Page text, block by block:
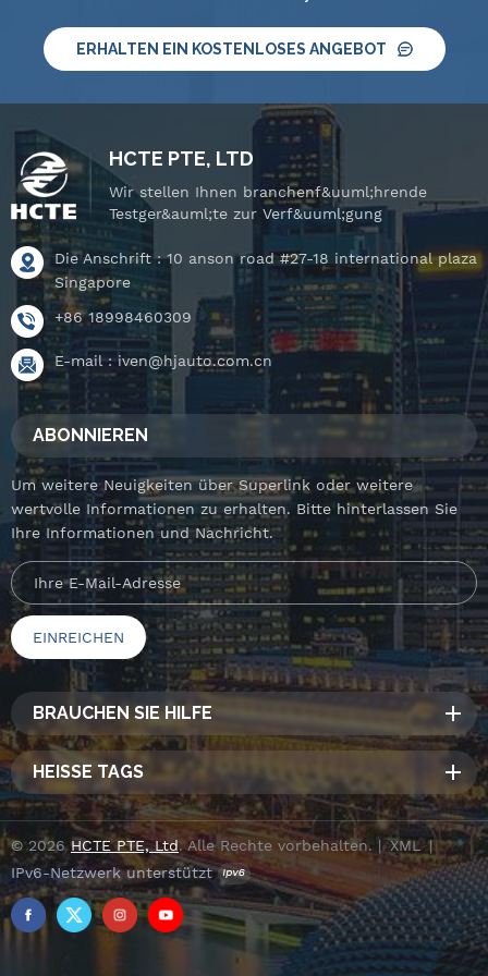
und neigbarem
Drehtisch.
und neigbarem
Drehtisch.
ERHALTEN EIN KOSTENLOSES ANGEBOT
HCTE PTE, LTD
Wir stellen Ihnen branchenf&uuml;hrende
Testger&auml;te zur Verf&uuml;gung
Die Anschrift : 10 anson road #27-18 international plaza
Singapore
+86 18998460309
E-mail :iven@hjauto.com.cn
ABONNIEREN
Um weitere Neuigkeiten über Superlink oder weitere
wertvolle Informationen zu erhalten. Bitte hinterlassen Sie
Ihre Informationen und Nachricht.
BRAUCHEN SIE HILFE
HEISSE TAGS
© 2026HCTE PTE, Ltd. Alle Rechte vorbehalten. | XML |
IPv6-Netzwerk unterstützt